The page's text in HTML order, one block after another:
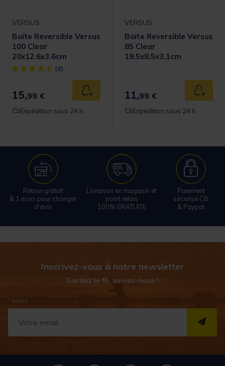
Rating
panier
VERSUS
Boite Reversible Versus
100 Clear
20x12.6x3.6cm
[object Object] out of 5 Customer Rating
(4)
15,99 € Ajouter au panier
Expédition sous 24 h
VERSUS
Boite Reversible Versus
85 Clear
19.5x8.5x3.1cm
11,99 €
Expédition sous 24 h
Retour gratuit
& 1 mois pour changer
d'avis
Livraison en magasin et
point relais
100% GRATUITE
Paiement
sécurisé CB
& Paypal
Inscrivez-vous à notre newsletter
Gardez le fil, suivez-nous !
* Email